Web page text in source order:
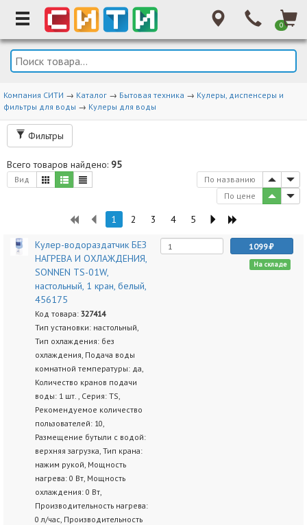
0
Компания СИТИ → Каталог → Бытовая техника → Кулеры, диспенсеры и
фильтры для воды → Кулеры для воды
Фильтры
Всего товаров найдено: 95
Вид
По названию
По цене
1 2 3 4 5
Кулер-водораздатчик БЕЗ
НАГРЕВА И ОХЛАЖДЕНИЯ,
SONNEN TS-01W,
настольный, 1 кран, белый,
456175
Код товара: 327414
Тип установки: настольный,
Тип охлаждения: без
охлаждения, Подача воды
комнатной температуры: да,
Количество кранов подачи
воды: 1 шт. , Серия: TS,
Рекомендуемое количество
пользователей: 10,
Размещение бутыли с водой:
верхняя загрузка, Тип крана:
нажим рукой, Мощность
нагрева: 0 Вт, Мощность
охлаждения: 0 Вт,
Производительность нагрева:
0 л/час, Производительность
1099
На складе